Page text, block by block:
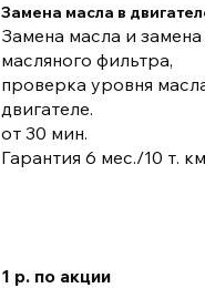
Замена масла в
Замена масла и замена
масляного фильтра,
проверка уровня
двигателе.
от 30 мин.
Гарантия 6 мес./10 т.
1 р. по акции